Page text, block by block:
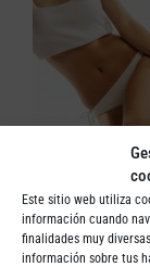
Este sitio web utiliza
información cuando
finalidades muy
información sobre tus
Patillas ·